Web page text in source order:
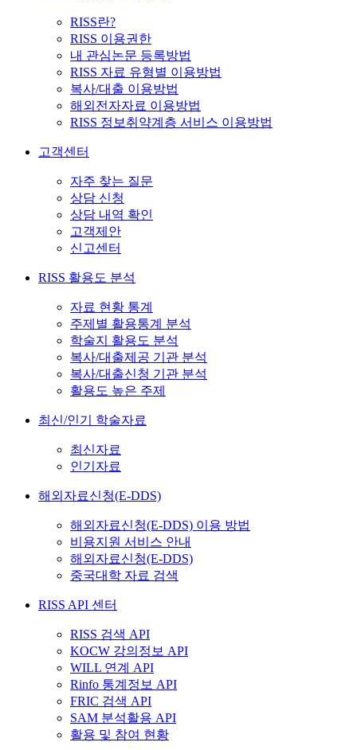
RISS란?
RISS 이용권한
내 관심논문 등록방법
RISS 자료 유형별 이용방법
복사/대출 이용방법
해외전자자료 이용방법
RISS 정보취약계층 서비스 이용방법
고객센터
자주 찾는 질문
상담 신청
상담 내역 확인
고객제안
신고센터
RISS 활용도 분석
자료 현황 통계
주제별 활용통계 분석
학술지 활용도 분석
복사/대출제공 기관 분석
복사/대출신청 기관 분석
활용도 높은 주제
최신/인기 학술자료
최신자료
인기자료
해외자료신청(E-DDS)
해외자료신청(E-DDS) 이용 방법
비용지원 서비스 안내
해외자료신청(E-DDS)
중국대학 자료 검색
RISS API 센터
RISS 검색 API
KOCW 강의정보 API
WILL 연계 API
Rinfo 통계정보 API
FRIC 검색 API
SAM 분석활용 API
활용 및 참여 현황